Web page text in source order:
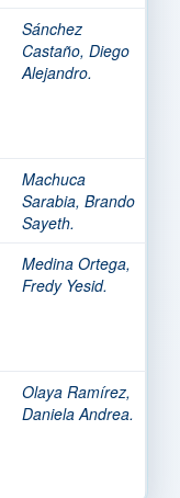
Sánchez
Castaño, Diego
Alejandro.
Machuca
Sarabia, Brando
Sayeth.
Medina Ortega,
Fredy Yesid.
Olaya Ramírez,
Daniela Andrea.